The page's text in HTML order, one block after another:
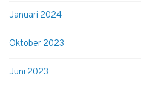
Januari 2024
Oktober 2023
Juni 2023